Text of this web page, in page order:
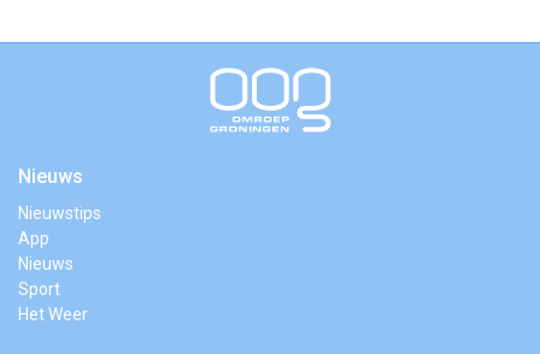
Nieuws
Nieuwstips
App
Nieuws
Sport
Het Weer